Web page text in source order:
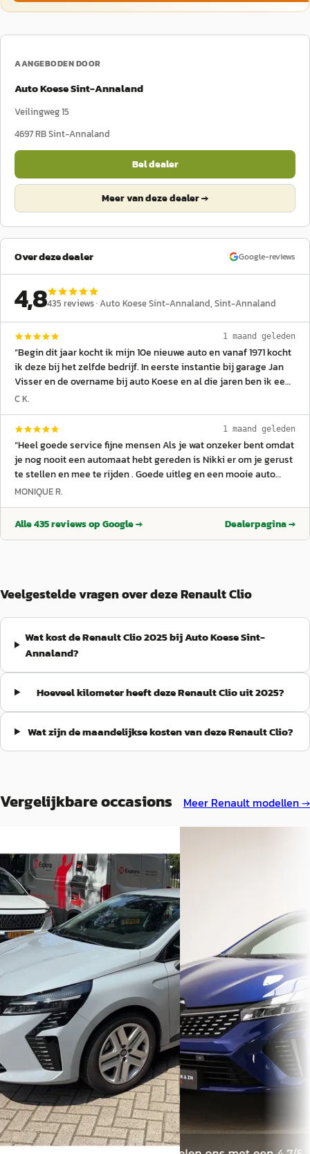
AANGEBODEN DOOR
Auto Koese Sint-Annaland
Veilingweg 15
4697 RBSint-Annaland
Bel dealer
Meer van deze dealer →
Over deze dealer Google-reviews
4,8435 reviews ·Auto Koese Sint-Annaland, Sint-Annaland
1 maand geleden
“Begin dit jaar kocht ik mijn 10e nieuwe auto en vanaf 1971 kocht
ik deze bij het zelfde bedrijf. In eerste instantie bij garage Jan
Visser en de overname bij auto Koese en al die jaren ben ik een
zeer tevreden klant. Eerst deed ik mijn aan kopen via Jan Visser,
behandeling hoop ik dit nog een aantal jaren te kunnen
voortzetten. Met vriendelijke groeten. Piet en Corrie Grinwis.
C K.
1 maand geleden
“Heel goede service fijne mensen Als je wat onzeker bent omdat
je nog nooit een automaat hebt gereden is Nikki er om je gerust
te stellen en mee te rijden . Goede uitleg en een mooie auto
gekocht.”
MONIQUE R.
Alle435reviews op Google → Dealerpagina →
Veelgestelde vragen over deze Renault Clio
Wat kost de Renault Clio 2025 bij Auto Koese Sint-
Annaland?
Hoeveel kilometer heeft deze Renault Clio uit 2025?
Wat zijn de maandelijkse kosten van deze Renault Clio?
Vergelijkbare occasions Meer Renault modellen →
A
Renault Clio·2024
1.6 E-Tech Full Hybrid 145 evolution
€ 20.450
v.a. € 433/mnd
Marktconform
2024 · 25.353 km · Hybride ·
Automaat
Hedin Automotive Renault in
Tilburg· Tilburg 4,7(829)
Gisteren geplaatst
Bekijk aanbieding →
v.a. € 421/mnd
Marktconform
2025 · 12.428 km · Benzine
Handgeschakeld
Van Mourik Geldermalsen
Geldermalsen
4,4 308)
464 dagen geleden